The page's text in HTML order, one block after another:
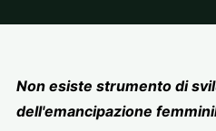
Non esiste strumento di
dell'emancipazione